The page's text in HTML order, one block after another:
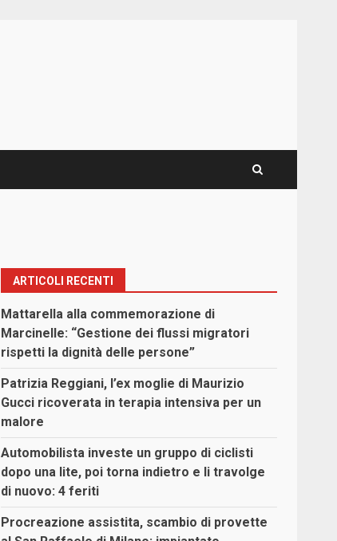
ARTICOLI RECENTI
Mattarella alla commemorazione di
Marcinelle: “Gestione dei flussi migratori
rispetti la dignità delle persone”
Patrizia Reggiani, l’ex moglie di Maurizio
Gucci ricoverata in terapia intensiva per un
malore
Automobilista investe un gruppo di ciclisti
dopo una lite, poi torna indietro e li travolge
di nuovo: 4 feriti
Procreazione assistita, scambio di provette